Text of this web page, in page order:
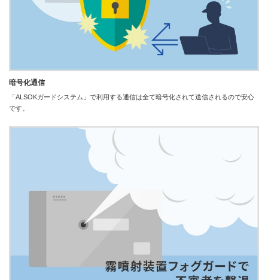
暗号化通信
「ALSOKガードシステム」で利用する通信は全て暗号化されて送信されるので安心
です。